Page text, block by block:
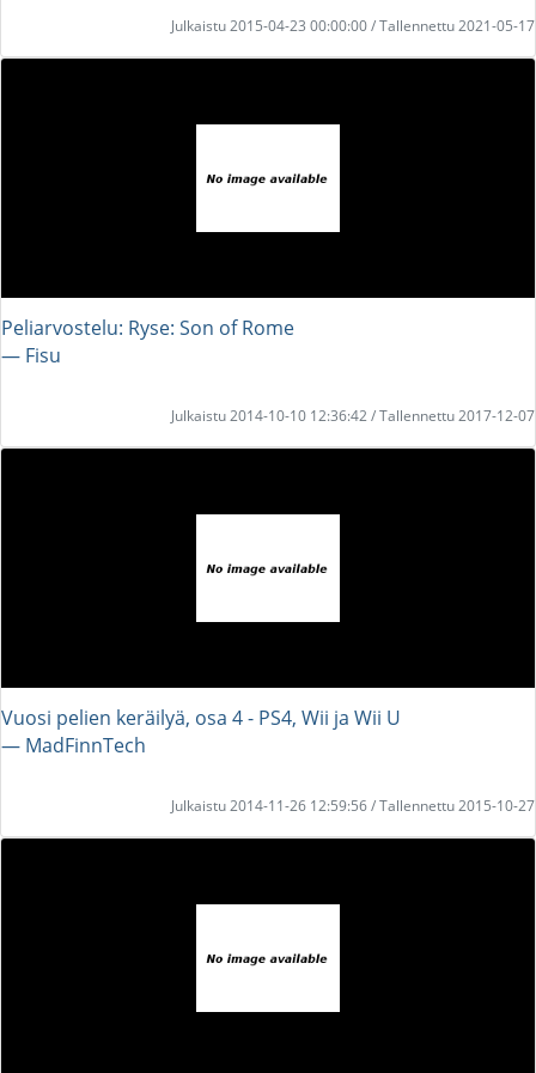
Julkaistu 2015-04-23 00:00:00 / Tallennettu 2021-05-17
Peliarvostelu: Ryse: Son of Rome
― Fisu
Julkaistu 2014-10-10 12:36:42 / Tallennettu 2017-12-07
Vuosi pelien keräilyä, osa 4 - PS4, Wii ja Wii U
― MadFinnTech
Julkaistu 2014-11-26 12:59:56 / Tallennettu 2015-10-27